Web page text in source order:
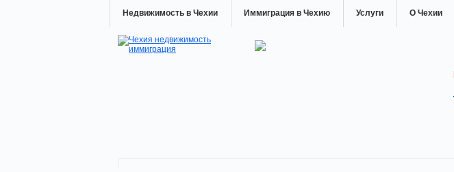
Недвижимость в Чехии Иммиграция в Чехию Услуги О Чехии